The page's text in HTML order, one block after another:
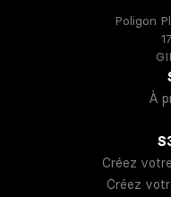
Poligon
À
Créez
Créez